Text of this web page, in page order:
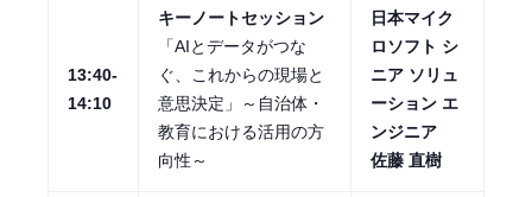
13:40-
14:10
キーノートセッション
「AIとデータがつな
ぐ、これからの現場と
意思決定」～自治体・
教育における活用の方
向性～
日本マイク
ロソフト シ
ニア ソリュ
ーション エ
ンジニア
佐藤 直樹